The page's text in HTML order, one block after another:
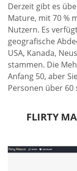
Derzeit gibt es
Mature, mit 70 %
Nutzern. Es
geografische
USA, Kanada,
stammen. Die
Anfang 50, aber
Personen über 60
FLIRTY